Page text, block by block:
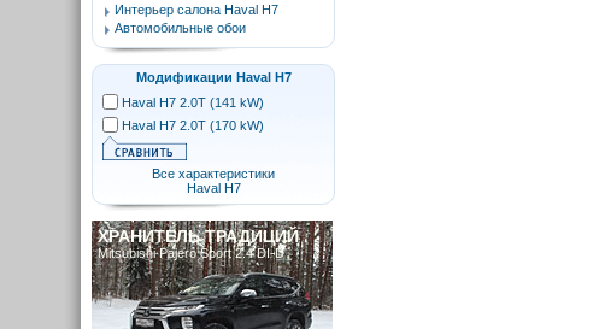
Интерьер салона Haval H7
Автомобильные обои
Модификации Haval H7
Haval H7 2.0T (141 kW)
Haval H7 2.0T (170 kW)
Все характеристики
Haval H7
ХРАНИТЕЛЬ ТРАДИЦИЙ
Mitsubishi Pajero Sport 2.4 DI-D